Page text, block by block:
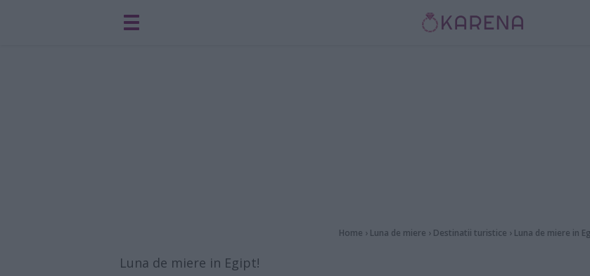
Home › Luna de miere › Destinatii turistice › Luna de miere in
Luna de miere in Egipt!